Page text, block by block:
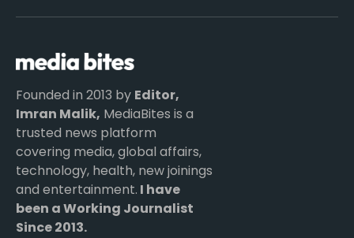
(Twitter)
Founded in 2013 by Editor,
Imran Malik, MediaBites is a
trusted news platform
covering media, global affairs,
technology, health, new joinings
and entertainment. I have
been a Working Journalist
Since 2013.